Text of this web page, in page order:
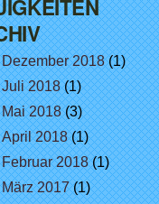
Dezember 2018(1)
Juli 2018(1)
Mai 2018(3)
April 2018(1)
Februar 2018(1)
März 2017(1)